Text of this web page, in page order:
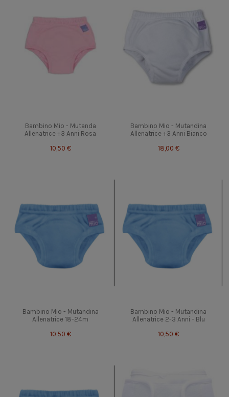
Bambino Mio - Mutanda
Allenatrice +3 Anni Rosa
10,50 €
Bambino Mio - Mutandina
Allenatrice +3 Anni Bianco
18,00 €
Bambino Mio - Mutandina
Allenatrice 18-24m
10,50 €
Bambino Mio - Mutandina
Allenatrice 2-3 Anni - Blu
10,50 €